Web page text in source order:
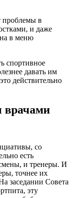
проблемы в
и даже
в меню
спортивное
давать им
действительно
врачами
со
есть
и тренеры. И
точнее их
заседании Совета
эту